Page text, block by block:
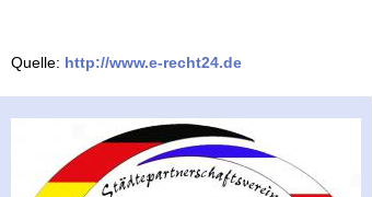
Quelle: http://www.e-recht24.de